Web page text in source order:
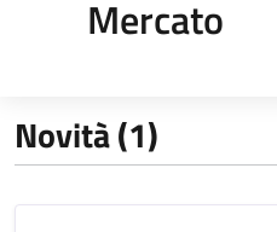
Mercato
Novità (1)